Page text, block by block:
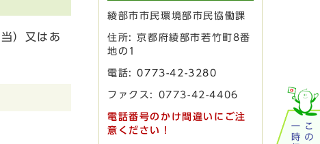
）又はあ
綾部市市民環境部市民協働課
住所: 京都府綾部市若竹町8番
地の1
電話:0773-42-3280
ファクス: 0773-42-4406
電話番号のかけ間違いにご注
意ください！